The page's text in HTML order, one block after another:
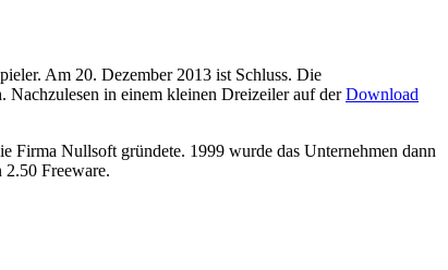
Am 20. Dezember 2013 ist Schluss. Die
Nachzulesen in einem kleinen Dreizeiler auf derDownload
Firma Nullsoft gründete. 1999 wurde das Unternehmen dann
Freeware.